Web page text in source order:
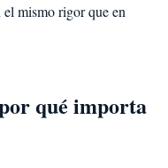
mismo rigor que en
qué importa